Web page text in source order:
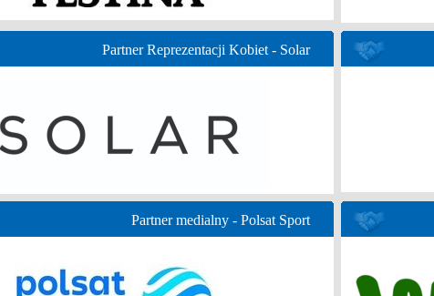
Partner Reprezentacji Kobiet - Solar
Partner medialny - Polsat Sport